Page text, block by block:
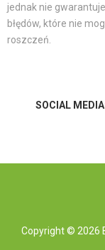
jednak nie
błędów, które nie
roszczeń.
SOCIAL
Copyright © 2026